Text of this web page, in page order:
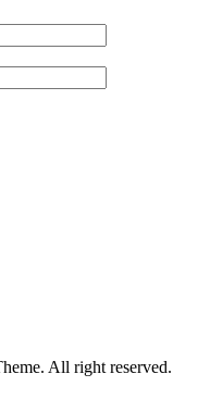
All right reserved.